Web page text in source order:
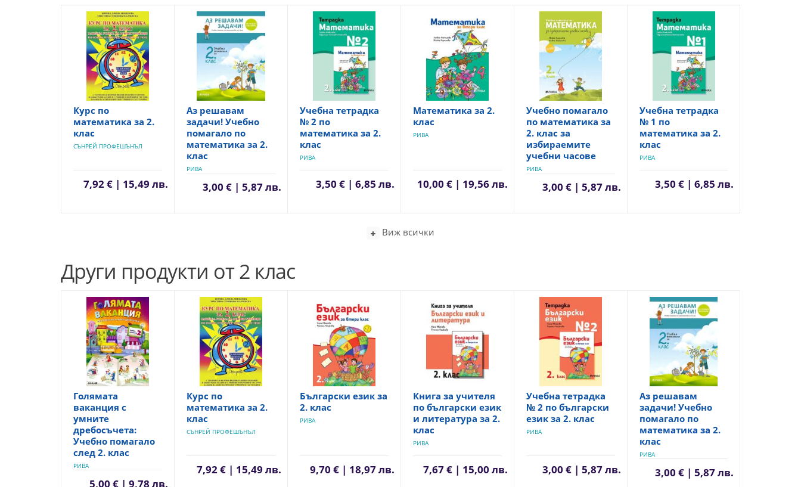
Курс по
математика за 2.
клас
СЪНРЕЙ ПРОФЕШЪНЪЛ
7,92 € | 15,49 лв.
Аз решавам
задачи! Учебно
помагало по
математика за 2.
клас
РИВА
3,00 € | 5,87 лв.
Учебна тетрадка
№ 2 по
математика за 2.
клас
РИВА
3,50 € | 6,85 лв.
Математика за 2.
клас
РИВА
10,00 € | 19,56 лв.
Учебно помагало
по математика за
2. клас за
избираемите
учебни часове
РИВА
3,00 € | 5,87 лв.
Учебна тетрадка
№ 1 по
математика за 2.
клас
РИВА
3,50 € | 6,85 лв.
Виж всички
Други продукти от 2 клас
Голямата
ваканция с
умните
дребосъчета:
Учебно помагало
след 2. клас
РИВА
5,00 € | 9,78 лв.
Курс по
математика за 2.
клас
СЪНРЕЙ ПРОФЕШЪНЪЛ
7,92 € | 15,49 лв.
Български език за
2. клас
РИВА
9,70 € | 18,97 лв.
Книга за учителя
по български език
и литература за 2.
клас
РИВА
7,67 € | 15,00 лв.
Учебна тетрадка
№ 2 по български
език за 2. клас
РИВА
3,00 € | 5,87 лв.
Аз решавам
задачи! Учебно
помагало по
математика за 2.
клас
РИВА
3,00 € | 5,87 лв.